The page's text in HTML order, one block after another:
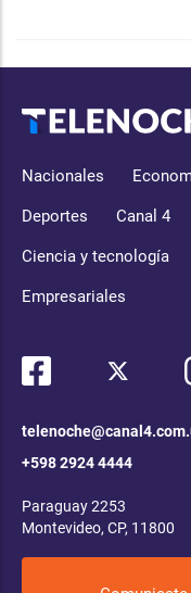
Nacionales
Deportes Canal 4
Ciencia y tecnología
Empresariales
+598 2924 4444
Paraguay 2253
Montevideo, CP, 11800